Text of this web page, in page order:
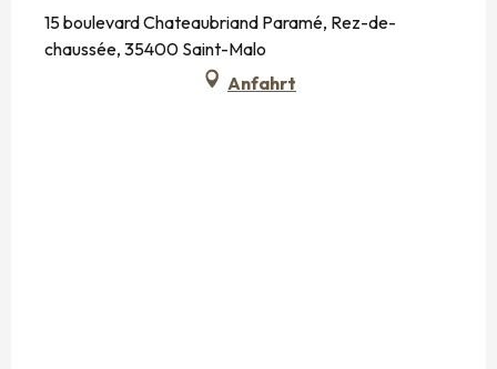
15 boulevard Chateaubriand Paramé, Rez-de-
chaussée, 35400 Saint-Malo
Anfahrt